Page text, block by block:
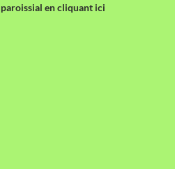
en cliquant ici